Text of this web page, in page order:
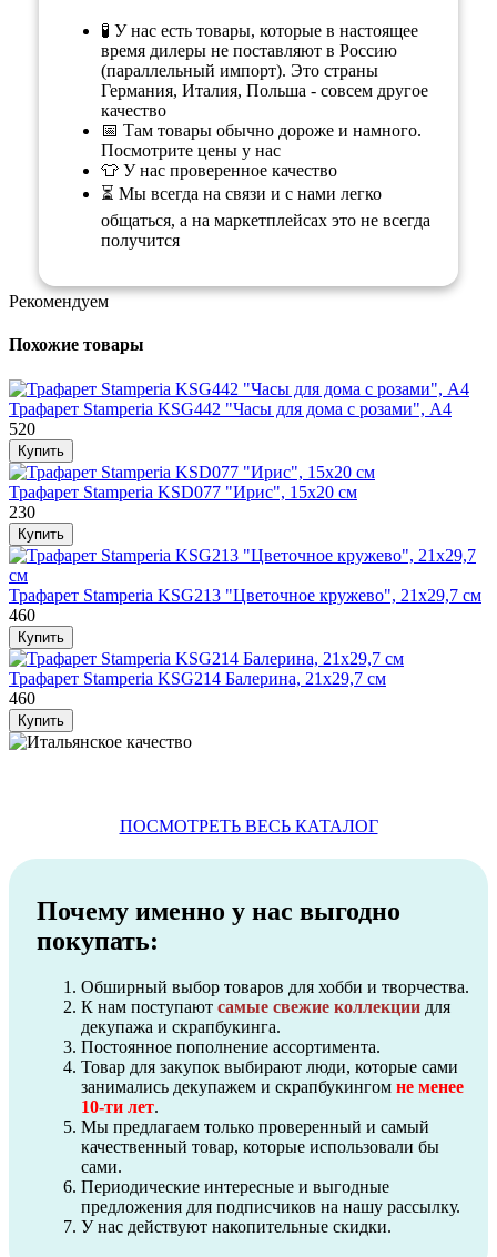
🧪 У нас есть товары, которые в настоящее
время дилеры не поставляют в Россию
(параллельный импорт). Это страны
Германия, Италия, Польша - совсем другое
качество
📅 Там товары обычно дороже и намного.
Посмотрите цены у нас
👕 У нас проверенное качество
⏳ Мы всегда на связи и с нами легко
общаться, а на маркетплейсах это не всегда
получится
Рекомендуем
Похожие товары
Трафарет Stamperia KSG442 "Часы для дома с розами", А4
520
Трафарет Stamperia KSD077 "Ирис", 15х20 см
230
Трафарет Stamperia KSG213 "Цветочное кружево", 21х29,7 см
460
Трафарет Stamperia KSG214 Балерина, 21х29,7 см
460
ПОСМОТРЕТЬ ВЕСЬ КАТАЛОГ
Почему именно у нас выгодно
покупать:
Обширный выбор товаров для хобби и творчества.
К нам поступают самые свежие коллекции для
декупажа и скрапбукинга.
Постоянное пополнение ассортимента.
Товар для закупок выбирают люди, которые сами
занимались декупажем и скрапбукингом не менее
10-ти лет.
Мы предлагаем только проверенный и самый
качественный товар, которые использовали бы
сами.
Периодические интересные и выгодные
предложения для подписчиков на нашу рассылку.
У нас действуют накопительные скидки.